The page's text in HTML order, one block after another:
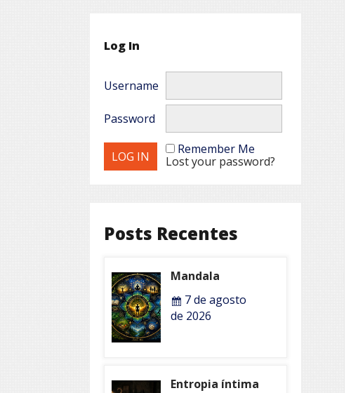
Log In
Username
Password
Remember Me
Lost your password?
Posts Recentes
Mandala
7 de agosto
de 2026
Entropia íntima